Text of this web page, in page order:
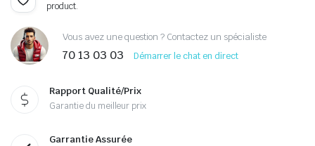
product.
Vous avez une question ? Contactez un spécialiste
70 13 03 03 Démarrer le chat en direct
Rapport Qualité/Prix
Garantie du meilleur prix
Garrantie Assurée